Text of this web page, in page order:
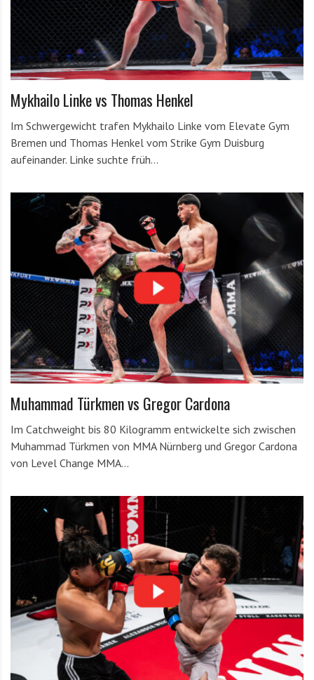
Mykhailo Linke vs Thomas Henkel
Im Schwergewicht trafen Mykhailo Linke vom Elevate Gym
Bremen und Thomas Henkel vom Strike Gym Duisburg
aufeinander. Linke suchte früh…
Muhammad Türkmen vs Gregor Cardona
Im Catchweight bis 80 Kilogramm entwickelte sich zwischen
Muhammad Türkmen von MMA Nürnberg und Gregor Cardona
von Level Change MMA…